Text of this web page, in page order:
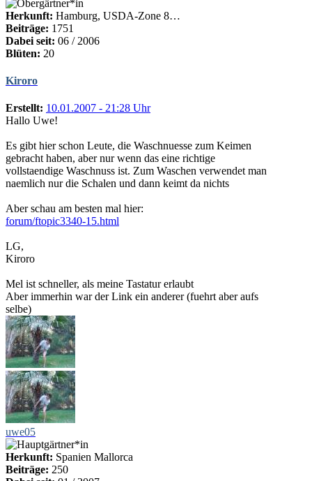
Herkunft: Hamburg, USDA-Zone 8…
Beiträge: 1751
Dabei seit: 06 / 2006
Blüten: 20
Kiroro
Erstellt: 10.01.2007 - 21:28 Uhr
Hallo Uwe!
Es gibt hier schon Leute, die Waschnuesse zum Keimen
gebracht haben, aber nur wenn das eine richtige
vollstaendige Waschnuss ist. Zum Waschen verwendet man
naemlich nur die Schalen und dann keimt da nichts
Aber schau am besten mal hier:
forum/ftopic3340-15.html
LG,
Kiroro
Mel ist schneller, als meine Tastatur erlaubt
Aber immerhin war der Link ein anderer (fuehrt aber aufs
selbe)
uwe05
Herkunft: Spanien Mallorca
Beiträge: 250